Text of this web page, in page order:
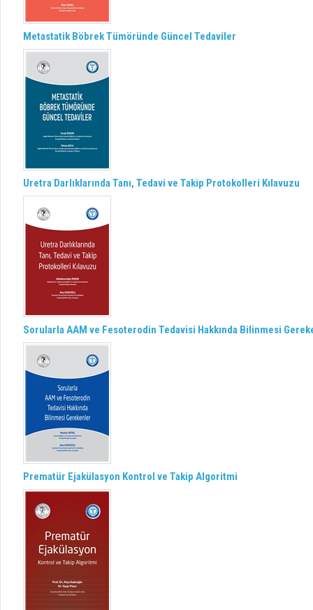
Metastatik Böbrek Tümöründe Güncel Tedaviler
Uretra Darlıklarında Tanı, Tedavi ve Takip Protokolleri Kılavuzu
Sorularla AAM ve Fesoterodin Tedavisi Hakkında Bilinmesi
Prematür Ejakülasyon Kontrol ve Takip Algoritmi